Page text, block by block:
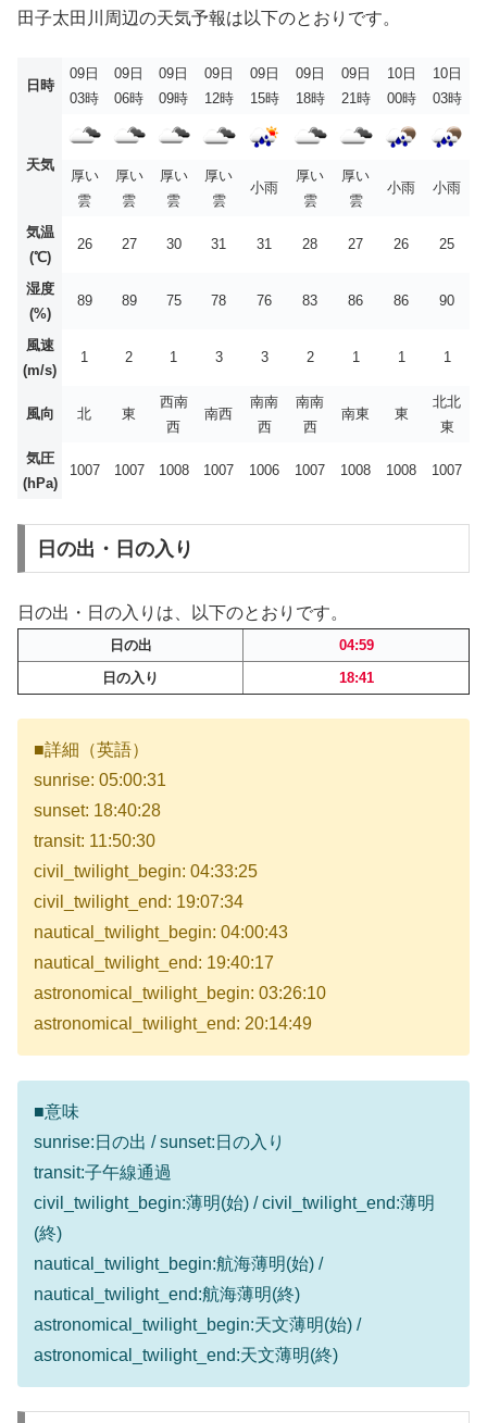
田子太田川周辺の天気予報は以下のとおりです。
日時
09日
03時
09日
06時
09日
09時
09日
12時
09日
15時
09日
18時
09日
21時
10日
00時
10日
03時
天気
厚い
雲
厚い
雲
厚い
雲
厚い
雲
小雨
厚い
雲
厚い
雲
小雨 小雨
気温
(℃)
26 27 30 31 31 28 27 26 25
湿度
(%)
89 89 75 78 76 83 86 86 90
風速
(m/s)
1 2 1 3 3 2 1 1 1
風向 北 東
西南
西
南西
南南
西
南南
西
南東 東
北北
東
気圧
(hPa)
1007 1007 1008 1007 1006 1007 1008 1008 1007
日の出・日の入り
日の出・日の入りは、以下のとおりです。
日の出
04:59
日の入り
18:41
■詳細（英語）
sunrise: 05:00:31
sunset: 18:40:28
transit: 11:50:30
civil_twilight_begin: 04:33:25
civil_twilight_end: 19:07:34
nautical_twilight_begin: 04:00:43
nautical_twilight_end: 19:40:17
astronomical_twilight_begin: 03:26:10
astronomical_twilight_end: 20:14:49
■意味
sunrise:日の出 / sunset:日の入り
transit:子午線通過
civil_twilight_begin:薄明(始) / civil_twilight_end:薄明
(終)
nautical_twilight_begin:航海薄明(始) /
nautical_twilight_end:航海薄明(終)
astronomical_twilight_begin:天文薄明(始) /
astronomical_twilight_end:天文薄明(終)